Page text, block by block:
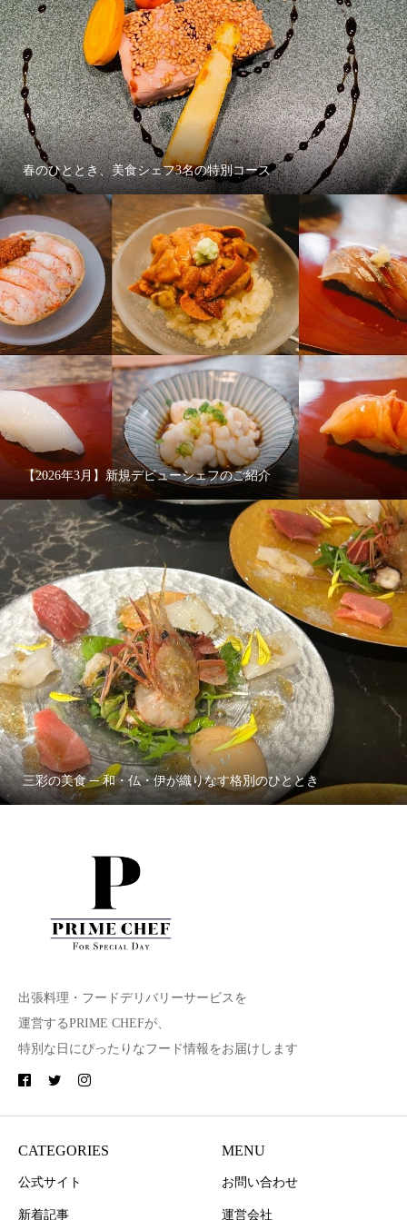
春のひととき、美食シェフ3名の特別コース
【2026年3月】新規デビューシェフのご紹介
三彩の美食 ─ 和・仏・伊が織りなす格別のひととき
出張料理・フードデリバリーサービスを
運営するPRIME CHEFが、
特別な日にぴったりなフード情報をお届けします
CATEGORIES
公式サイト
新着記事
MENU
お問い合わせ
運営会社